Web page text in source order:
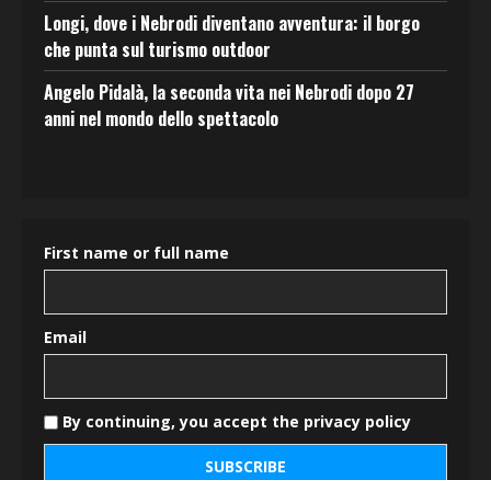
Longi, dove i Nebrodi diventano avventura: il borgo
che punta sul turismo outdoor
Angelo Pidalà, la seconda vita nei Nebrodi dopo 27
anni nel mondo dello spettacolo
First name or full name
Email
By continuing, you accept the privacy policy